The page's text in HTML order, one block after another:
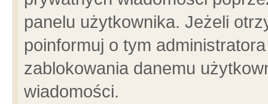
panelu użytkownika. Jeżeli
poinformuj o tym
zablokowania danemu
wiadomości.